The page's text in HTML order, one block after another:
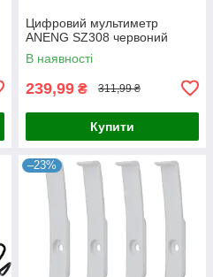
Цифровий мультиметр
ANENG SZ308 червоний
В наявності
239,99 ₴ 311,99 ₴
Купити
–23%